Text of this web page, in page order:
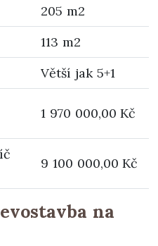
205 m2
113 m2
Větší jak 5+1
1 970 000,00 Kč
9 100 000,00 Kč
na